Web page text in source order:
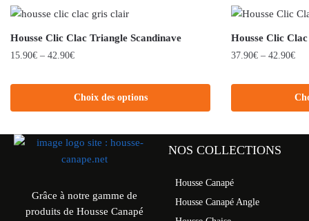
Housse Clic Clac Triangle Scandinave
15.90€ – 42.90€
Choix des options
Housse Clic
37.90€ – 42.90€
Grâce à notre gamme de
produits de Housse Canapé
NOS COLLECTIONS
Housse Canapé
Housse Canapé Angle